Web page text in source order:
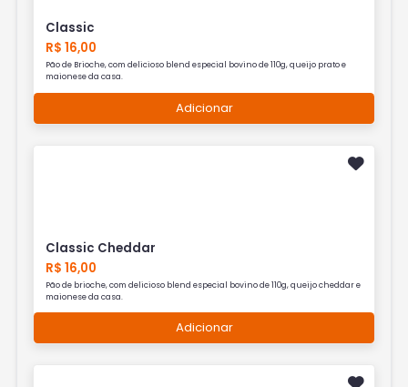
Classic
R$ 16,00
Pão de Brioche, com delicioso blend especial bovino de 110g, queijo prato e
maionese da casa.
Adicionar
Classic Cheddar
R$ 16,00
Pão de brioche, com delicioso blend especial bovino de 110g, queijo cheddar e
maionese da casa.
Adicionar